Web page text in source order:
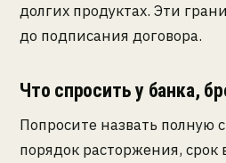
долгих продуктах. Эти
до подписания договора.
Что спросить у банка,
Попросите назвать полную
порядок расторжения, срок